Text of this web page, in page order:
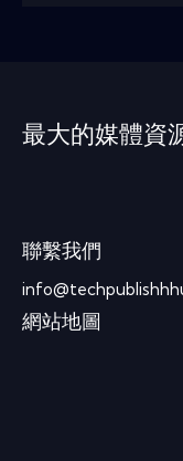
最大的媒體資
聯繫我們
網站地圖